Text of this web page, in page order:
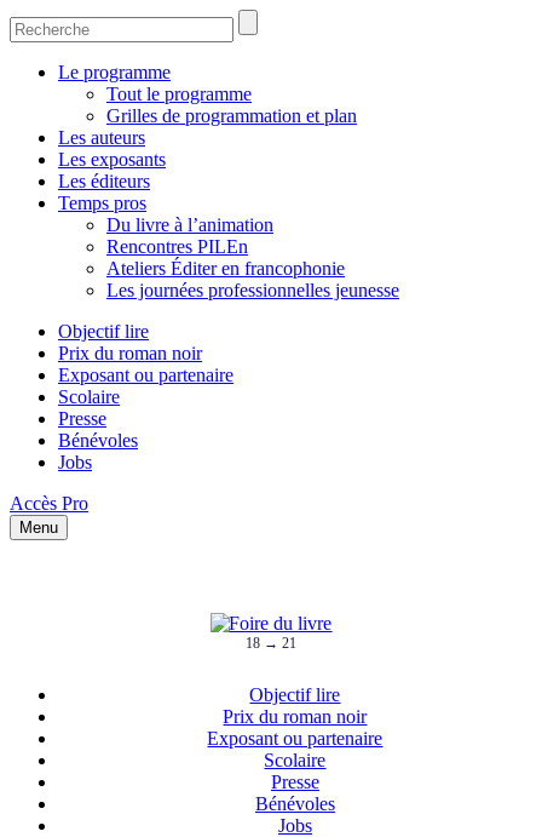
Le programme
Tout le programme
Grilles de programmation et plan
Les auteurs
Les exposants
Les éditeurs
Temps pros
Du livre à l’animation
Rencontres PILEn
Ateliers Éditer en francophonie
Les journées professionnelles jeunesse
Objectif lire
Prix du roman noir
Exposant ou partenaire
Scolaire
Presse
Bénévoles
Jobs
Accès Pro
Menu
18 → 21
Objectif lire
Prix du roman noir
Exposant ou partenaire
Scolaire
Presse
Bénévoles
Jobs